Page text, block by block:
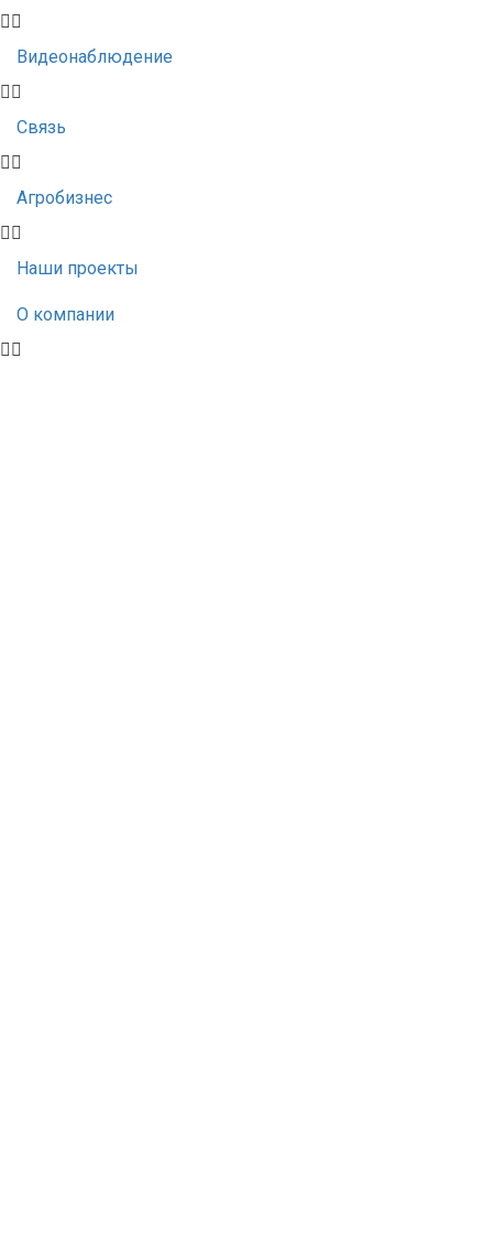
Видеонаблюдение
Связь
Агробизнес
Наши проекты
О компании